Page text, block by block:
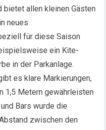
bietet allen kleinen Gästen
neues
für diese Saison
ein Kite-
in der Parkanlage.
es klare Markierungen,
1,5 Metern gewährleisten
Bars wurde die
zwischen den